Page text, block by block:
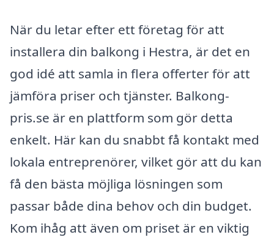
När du letar efter ett företag för att
installera din balkong i Hestra, är det en
god idé att samla in flera offerter för att
jämföra priser och tjänster. Balkong-
pris.se är en plattform som gör detta
enkelt. Här kan du snabbt få kontakt med
lokala entreprenörer, vilket gör att du kan
få den bästa möjliga lösningen som
passar både dina behov och din budget.
Kom ihåg att även om priset är en viktig